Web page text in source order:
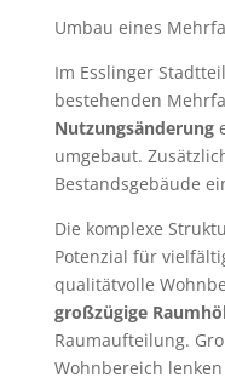
Umbau eines
Im Esslinger
bestehenden
Nutzungsänderung
umgebaut.
Bestandsgebäude
Die komplexe
Potenzial für
qualitätvolle
großzügige
Raumaufteilung.
Wohnbereich